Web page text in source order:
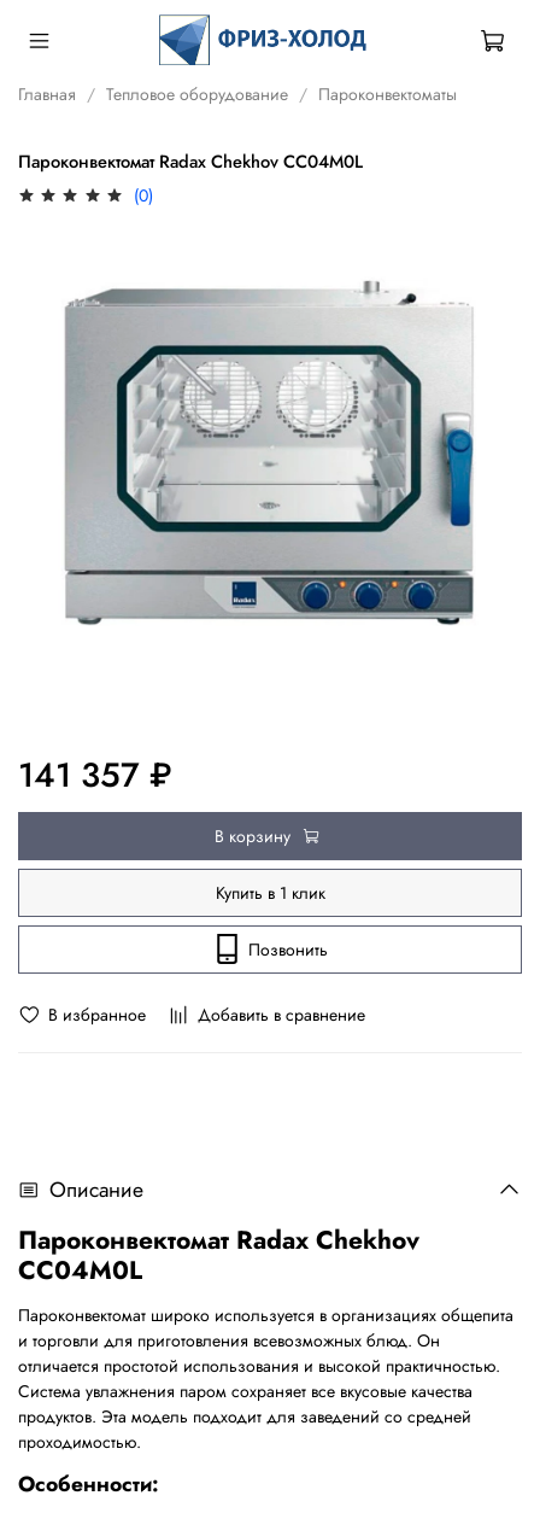
Главная Тепловое оборудование Пароконвектоматы
Пароконвектомат Radax Chekhov CC04M0L
(0)
В избранное Добавить в сравнение
141 357 ₽
В корзину
Купить в 1 клик
Позвонить
Описание
Пароконвектомат Radax Chekhov
CC04M0L
Пароконвектомат широко используется в организациях общепита
и торговли для приготовления всевозможных блюд. Он
отличается простотой использования и высокой практичностью.
Система увлажнения паром сохраняет все вкусовые качества
продуктов. Эта модель подходит для заведений со средней
проходимостью.
Особенности: